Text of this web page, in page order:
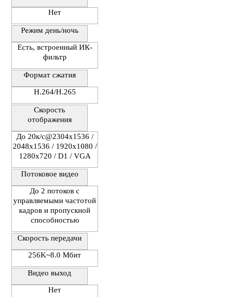
Нет
Режим день/ночь
Есть, встроенный ИК-
фильтр
Формат сжатия
H.264/H.265
Скорость
отображения
До 20к/с@2304х1536 /
2048x1536 / 1920х1080 /
1280х720 / D1 / VGA
Потоковое видео
До 2 потоков с
управляемыми частотой
кадров и пропускной
способностью
Скорость передачи
256K~8.0 Мбит
Видео выход
Нет